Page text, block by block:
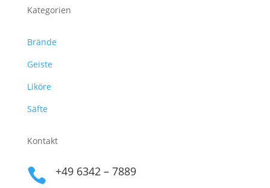
Kategorien
Brände
Geiste
Liköre
Säfte
Kontakt
 +49 6342 – 7889